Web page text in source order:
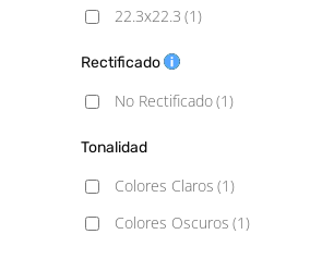
22.3x22.3 (1)
Rectificado
No Rectificado(1)
Tonalidad
Colores Claros (1)
Colores Oscuros (1)